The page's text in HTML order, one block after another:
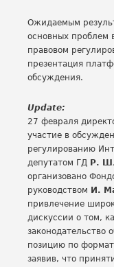
Ожидаемым
основных проблем
правовом
презентация
обсуждения.
Update:
27 февраля
участие в
регулированию
депутатом ГД Р.
организовано
руководством И.
привлечение
дискуссии о том,
законодательство
позицию по
заявив, что